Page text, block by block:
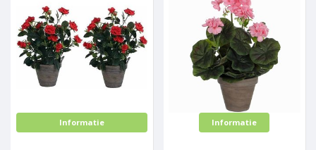
Informatie Informatie